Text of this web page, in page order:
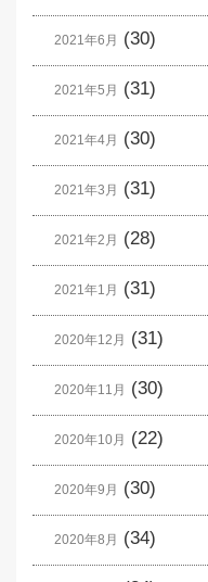
2021年6月 (30)
2021年5月 (31)
2021年4月 (30)
2021年3月 (31)
2021年2月 (28)
2021年1月 (31)
2020年12月 (31)
2020年11月 (30)
2020年10月 (22)
2020年9月 (30)
2020年8月 (34)